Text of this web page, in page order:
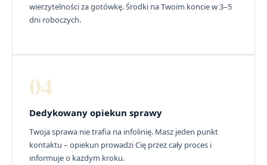
wierzytelności za gotówkę. Środki na Twoim koncie w 3–5
dni roboczych.
04
Dedykowany opiekun sprawy
Twoja sprawa nie trafia na infolinię. Masz jeden punkt
kontaktu – opiekun prowadzi Cię przez cały proces i
informuje o każdym kroku.